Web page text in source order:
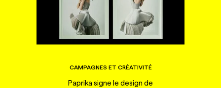
CAMPAGNES ET CRÉATIVITÉ
Paprika signe le design de